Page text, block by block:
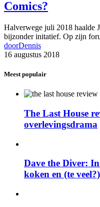
Comics?
Halverwege juli 2018 haalde
bijzonder initatief. Op zijn
doorDennis
16 augustus 2018
Meest populair
The Last House
overlevingsdrama
Dave the Diver:
koken en (te